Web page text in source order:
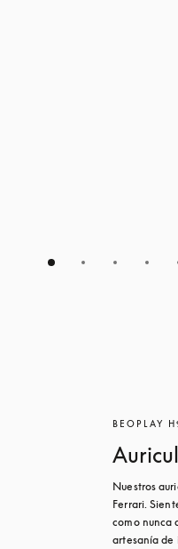
BEOPLAY
Nuestros
Ferrari.
como nunca
artesanía de